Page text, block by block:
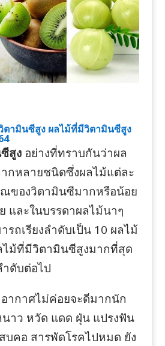
ตามินซีสูง ผลไม้ที่มีวิตามินซีสูง
สูงอย่างที่ทราบกันว่าผล
กหลายชนิดซึ่งผลไม้แต่ละ
ของวิตามินซีมากหรือน้อย
และในบรรดาผลไม้นาๆ
รถเรียงลำดับเป็น 10 ผลไม้
ไม้ที่มีวิตามินซีสูงมากที่สุด
ดับต่อไป
ากาศไม่ค่อยจะดีมากนัก
นาว หวัด แดด ฝุ่น แปรงฟัน
บคอ สารพัดโรคไปหมด ยัง